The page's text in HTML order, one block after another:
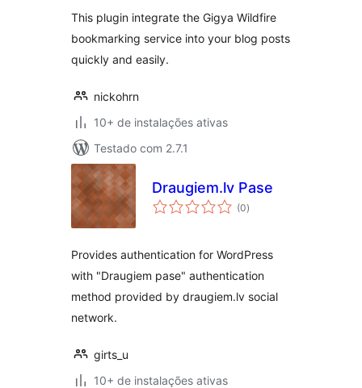
This plugin integrate the Gigya Wildfire
bookmarking service into your blog posts
quickly and easily.
nickohrn
10+ de instalações ativas
Testado com 2.7.1
Draugiem.lv Pase
(0total
de
)
Provides authentication for WordPress
with "Draugiem pase" authentication
method provided by draugiem.lv social
network.
girts_u
10+ de instalações ativas